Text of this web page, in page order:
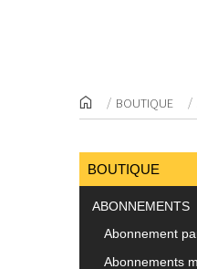
BOUTIQUE
BOUTIQUE
ABONNEMENTS
Abonnement
Abonnements